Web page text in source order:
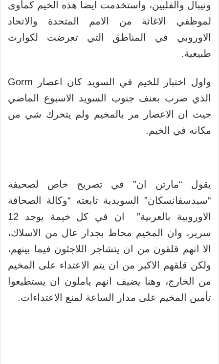
ونيبال والفلبين، واستخدمت ايضا هذه الخيم كمأوى
لموظفي الاغاثة من الامم المتحدة والاتحاد
الاوروبي في المناطق التي تعرضت لكوارث
طبيعية.
واول اختبار للخيم في السويد كان اعصار Gorm
الذي ضرب بعنف جنوب السويد الاسبوع الماضي
حيث ان الاعصار مر بالمخيم ولم يتحرك شي من
مكانه في الخيم.
يقول “مارتن ان” في تصريح خاص لصحيفة
“سيدسفانسكان” السويدية تابعته “وكالة الصحافة
الاوروبية بالعربية” ان في كل خيمة يوجد 12
سرير، وان المخيم محاط بجدار عال من الاسلاك،
الا انهم قلقون من ان يتشاجر اللاجئون فيما بينهم،
ولكن قلقهم الاكبر من ان يتم الاعتداء على المخيم
من الخارج، وهنا يضيف انهم ياملون ان يستطيعوا
تأمين المخيم على مدار الساعة لمنع الاعتداءات.